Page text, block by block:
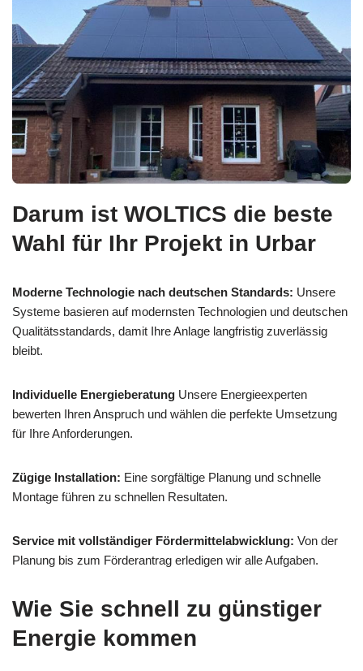
Darum ist WOLTICS die beste
Wahl für Ihr Projekt in Urbar
Moderne Technologie nach deutschen Standards: Unsere
Systeme basieren auf modernsten Technologien und deutschen
Qualitätsstandards, damit Ihre Anlage langfristig zuverlässig
bleibt.
Individuelle Energieberatung Unsere Energieexperten
bewerten Ihren Anspruch und wählen die perfekte Umsetzung
für Ihre Anforderungen.
Zügige Installation: Eine sorgfältige Planung und schnelle
Montage führen zu schnellen Resultaten.
Service mit vollständiger Fördermittelabwicklung: Von der
Planung bis zum Förderantrag erledigen wir alle Aufgaben.
Wie Sie schnell zu günstiger
Energie kommen